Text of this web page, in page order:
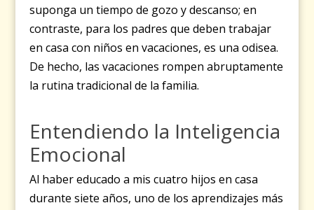
suponga un tiempo de gozo y descanso; en
contraste, para los padres que deben trabajar
en casa con niños en vacaciones, es una odisea.
De hecho, las vacaciones rompen abruptamente
la rutina tradicional de la familia.
Entendiendo la Inteligencia
Emocional
Al haber educado a mis cuatro hijos en casa
durante siete años, uno de los aprendizajes más